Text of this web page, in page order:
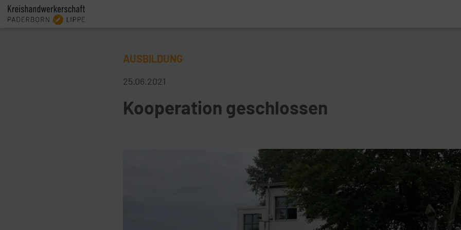
AUSBILDUNG
25.06.2021
Kooperation geschlossen